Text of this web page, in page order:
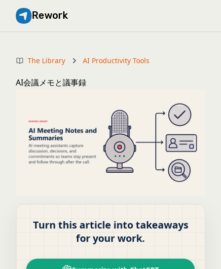
Rework
The Library AI Productivity Tools
AI会議メモと議事録
Turn this article into takeaways
for your work.